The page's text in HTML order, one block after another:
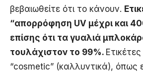
βεβαιωθείτε ότι το κάνουν.
“απορρόφηση UV μέχρι και
επίσης ότι τα γυαλιά
τουλάχιστον το 99%.
“cosmetic” (καλλυντικά), όπως